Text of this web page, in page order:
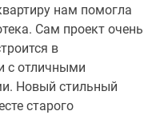
нам помогла
Сам проект очень
в
с отличными
Новый стильный
старого